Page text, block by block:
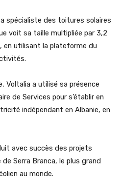
spécialiste des toitures solaires
voit sa taille multipliée par 3,2
en utilisant la plateforme du
Voltalia a utilisé sa présence
de Services pour s’établir en
indépendant en Albanie, en
avec succès des projets
Serra Branca, le plus grand
au monde.